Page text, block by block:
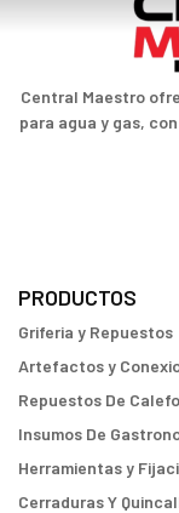
Central Maestro
para agua y gas,
PRODUCTOS
Griferia y Repuestos
Artefactos y
Repuestos De
Insumos De
Herramientas y
Cerraduras Y